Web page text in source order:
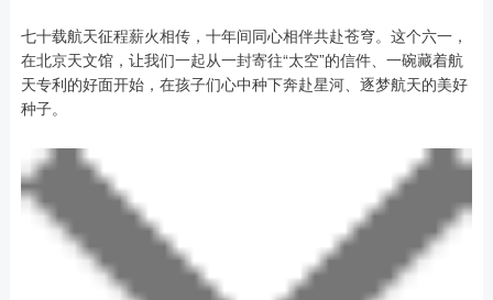
七十载航天征程薪火相传，十年间同心相伴共赴苍穹。这个六一，
在北京天文馆，让我们一起从一封寄往“太空”的信件、一碗藏着航
天专利的好面开始，在孩子们心中种下奔赴星河、逐梦航天的美好
种子。